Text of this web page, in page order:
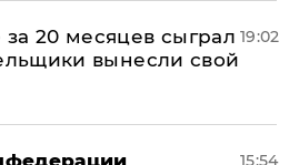
20 месяцев сыграл
вынесли свой
19:02
15:54